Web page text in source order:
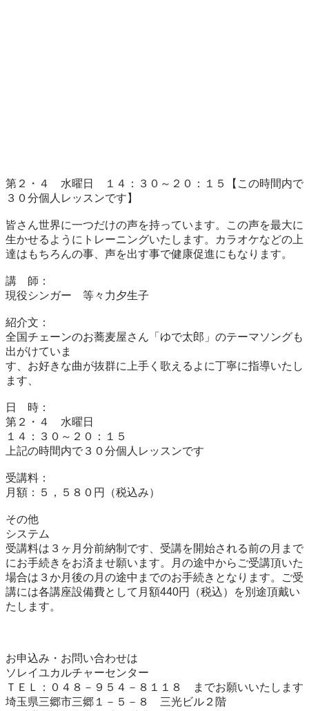
第２・４　水曜日　１４：３０～２０：１５【この時間内で
３０分個人レッスンです】
皆さん世界に一つだけの声を持っています。この声を最大に
生かせるようにトレーニングいたします。カラオケなどの上
達はもちろんの事、声を出す事で健康促進にもなります。
講　師：
現役シンガー　等々力夕生子
紹介文：
全国チェーンのお蕎麦屋さん「ゆで太郎」のテーマソングも
出がけていま
す、お好きな曲が抜群に上手く歌えるよに丁寧に指導いたし
ます、
日　時：
第２・４　水曜日
１４：３０～２０：１５
上記の時間内で３０分個人レッスンです
受講料：
月額：５，５８０円（税込み）
その他
システム
受講料は３ヶ月分前納制です、受講を開始される前の月まで
にお手続きをお済ませ願います。月の途中からご受講頂いた
場合は３か月後の月の途中までのお手続きとなります。ご受
講には各講座設備費として月額440円（税込）を別途頂戴い
たします。
お申込み・お問い合わせは
ソレイユカルチャーセンター
ＴＥＬ：０４８－９５４－８１１８　までお願いいたします
埼玉県三郷市三郷１－５－８　三光ビル２階